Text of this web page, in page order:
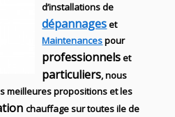
d’installationsde
dépannageset
Maintenancespour
professionnelset
particuliers, nous
meilleures propositions et les
chauffage sur toutes ile de